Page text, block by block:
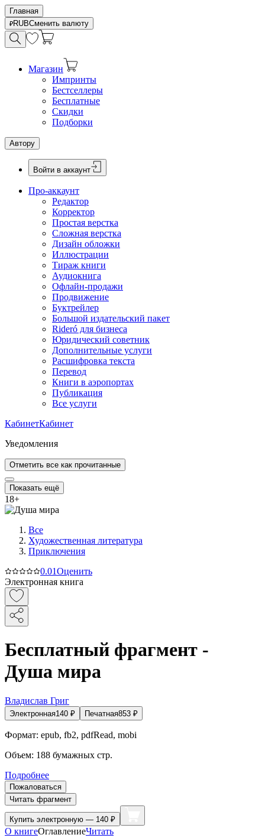
Главная
RUBСменить валюту
Магазин
Импринты
Бестселлеры
Бесплатные
Скидки
Подборки
Автору
Войти в аккаунт
Про-аккаунт
Редактор
Корректор
Простая верстка
Сложная верстка
Дизайн обложки
Иллюстрации
Тираж книги
Аудиокнига
Офлайн-продажи
Продвижение
Буктрейлер
Большой издательский пакет
Rideró для бизнеса
Юридический советник
Дополнительные услуги
Расшифровка текста
Перевод
Книги в аэропортах
Публикация
Все услуги
КабинетКабинет
Уведомления
Отметить все как прочитанные
Показать ещё
18+
Все
Художественная литература
Приключения
0.01Оценить
Электронная книга
Бесплатный фрагмент -
Душа мира
Владислав Григ
Электронная140 ₽ Печатная853 ₽
Формат: epub, fb2, pdfRead, mobi
Объем: 188 бумажных стр.
Подробнее
Пожаловаться
Читать фрагмент
Купить электронную — 140 ₽
О книгеОглавлениеЧитать